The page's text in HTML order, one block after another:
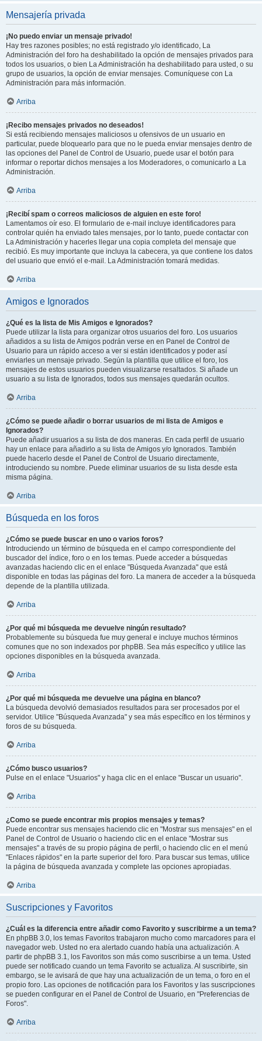
Mensajería privada
¡No puedo enviar un mensaje privado!
Hay tres razones posibles; no está registrado y/o identificado, La
Administración del foro ha deshabilitado la opción de mensajes privados para
todos los usuarios, o bien La Administración ha deshabilitado para usted, o su
grupo de usuarios, la opción de enviar mensajes. Comuníquese con La
Administración para más información.
Arriba
¡Recibo mensajes privados no deseados!
Si está recibiendo mensajes maliciosos u ofensivos de un usuario en
particular, puede bloquearlo para que no le pueda enviar mensajes dentro de
las opciones del Panel de Control de Usuario, puede usar el botón para
informar o reportar dichos mensajes a los Moderadores, o comunicarlo a La
Administración.
Arriba
¡Recibí spam o correos maliciosos de alguien en este foro!
Lamentamos oír eso. El formulario de e-mail incluye identificadores para
controlar quién ha enviado tales mensajes, por lo tanto, puede contactar con
La Administración y hacerles llegar una copia completa del mensaje que
recibió. Es muy importante que incluya la cabecera, ya que contiene los datos
del usuario que envió el e-mail. La Administración tomará medidas.
Arriba
Amigos e Ignorados
¿Qué es la lista de Mis Amigos e Ignorados?
Puede utilizar la lista para organizar otros usuarios del foro. Los usuarios
añadidos a su lista de Amigos podrán verse en en Panel de Control de
Usuario para un rápido acceso a ver si están identificados y poder así
enviarles un mensaje privado. Según la plantilla que utilice el foro, los
mensajes de estos usuarios pueden visualizarse resaltados. Si añade un
usuario a su lista de Ignorados, todos sus mensajes quedarán ocultos.
Arriba
¿Cómo se puede añadir o borrar usuarios de mi lista de Amigos e
Ignorados?
Puede añadir usuarios a su lista de dos maneras. En cada perfil de usuario
hay un enlace para añadirlo a su lista de Amigos y/o Ignorados. También
puede hacerlo desde el Panel de Control de Usuario directamente,
introduciendo su nombre. Puede eliminar usuarios de su lista desde esta
misma página.
Arriba
Búsqueda en los foros
¿Cómo se puede buscar en uno o varios foros?
Introduciendo un término de búsqueda en el campo correspondiente del
buscador del índice, foro o en los temas. Puede acceder a búsquedas
avanzadas haciendo clic en el enlace "Búsqueda Avanzada" que está
disponible en todas las páginas del foro. La manera de acceder a la búsqueda
depende de la plantilla utilizada.
Arriba
¿Por qué mi búsqueda me devuelve ningún resultado?
Probablemente su búsqueda fue muy general e incluye muchos términos
comunes que no son indexados por phpBB. Sea más específico y utilice las
opciones disponibles en la búsqueda avanzada.
Arriba
¿Por qué mi búsqueda me devuelve una página en blanco?
La búsqueda devolvió demasiados resultados para ser procesados por el
servidor. Utilice "Búsqueda Avanzada" y sea más específico en los términos y
foros de su búsqueda.
Arriba
¿Cómo busco usuarios?
Pulse en el enlace "Usuarios" y haga clic en el enlace "Buscar un usuario".
Arriba
¿Como se puede encontrar mis propios mensajes y temas?
Puede encontrar sus mensajes haciendo clic en "Mostrar sus mensajes" en el
Panel de Control de Usuario o haciendo clic en el enlace "Mostrar sus
mensajes" a través de su propio página de perfil, o haciendo clic en el menú
"Enlaces rápidos" en la parte superior del foro. Para buscar sus temas, utilice
la página de búsqueda avanzada y complete las opciones apropiadas.
Arriba
Suscripciones y Favoritos
¿Cuál es la diferencia entre añadir como Favorito y suscribirme a un tema?
En phpBB 3.0, los temas Favoritos trabajaron mucho como marcadores para el
navegador web. Usted no era alertado cuando había una actualización. A
partir de phpBB 3.1, los Favoritos son más como suscribirse a un tema. Usted
puede ser notificado cuando un tema Favorito se actualiza. Al suscribirte, sin
embargo, se le avisará de que hay una actualización de un tema, o foro en el
propio foro. Las opciones de notificación para los Favoritos y las suscripciones
se pueden configurar en el Panel de Control de Usuario, en "Preferencias de
Foros".
Arriba